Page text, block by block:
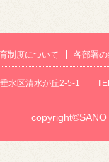
制度について 各部署
垂水区清水が丘2-5-1